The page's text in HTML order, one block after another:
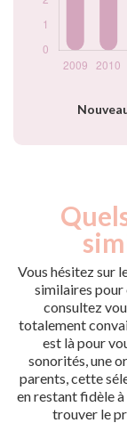
Vous hésitez sur
similaires pour
consultez
totalement
est là pour
sonorités, une
parents, cette
en restant fidèle
trouver le